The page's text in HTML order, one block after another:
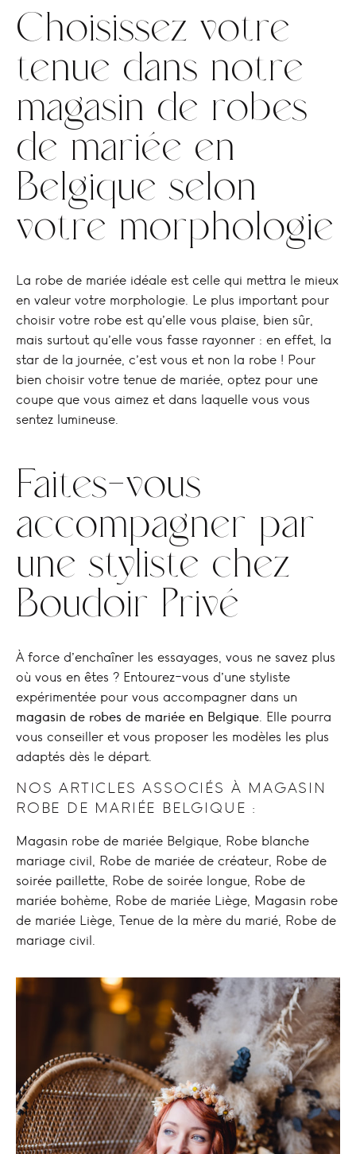
Choisissez votre
tenue dans notre
magasin de robes
de mariée en
Belgique selon
votre morphologie
La robe de mariée idéale est celle qui mettra le mieux
en valeur votre morphologie. Le plus important pour
choisir votre robe est qu’elle vous plaise, bien sûr,
mais surtout qu’elle vous fasse rayonner : en effet, la
star de la journée, c’est vous et non la robe ! Pour
bien choisir votre tenue de mariée, optez pour une
coupe que vous aimez et dans laquelle vous vous
sentez lumineuse.
Faites-vous
accompagner par
une styliste chez
Boudoir Privé
À force d’enchaîner les essayages, vous ne savez plus
où vous en êtes ? Entourez-vous d’une styliste
expérimentée pour vous accompagner dans un
magasin de robes de mariée en Belgique. Elle pourra
vous conseiller et vous proposer les modèles les plus
adaptés dès le départ.
NOS ARTICLES ASSOCIÉS À MAGASIN
ROBE DE MARIÉE BELGIQUE :
Magasin robe de mariée Belgique Robe blanche
mariage civil Robe de mariée de créateur Robe de
soirée paillette Robe de soirée longue Robe de
mariée bohème Robe de mariée Liège Magasin robe
de mariée Liège Tenue de la mère du marié Robe de
mariage civil